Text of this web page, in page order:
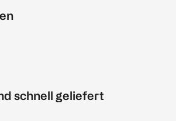
schnell geliefert